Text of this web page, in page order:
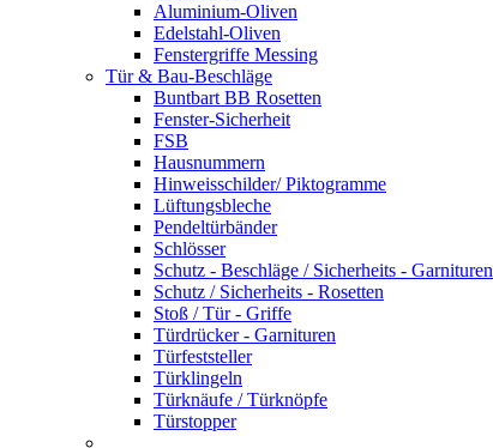
Aluminium-Oliven
Edelstahl-Oliven
Fenstergriffe Messing
Tür & Bau-Beschläge
Buntbart BB Rosetten
Fenster-Sicherheit
FSB
Hausnummern
Hinweisschilder/ Piktogramme
Lüftungsbleche
Pendeltürbänder
Schlösser
Schutz - Beschläge / Sicherheits - Garnituren
Schutz / Sicherheits - Rosetten
Stoß / Tür - Griffe
Türdrücker - Garnituren
Türfeststeller
Türklingeln
Türknäufe / Türknöpfe
Türstopper